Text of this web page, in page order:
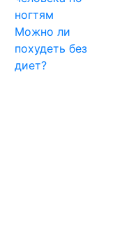
Можно ли
похудеть без
диет?